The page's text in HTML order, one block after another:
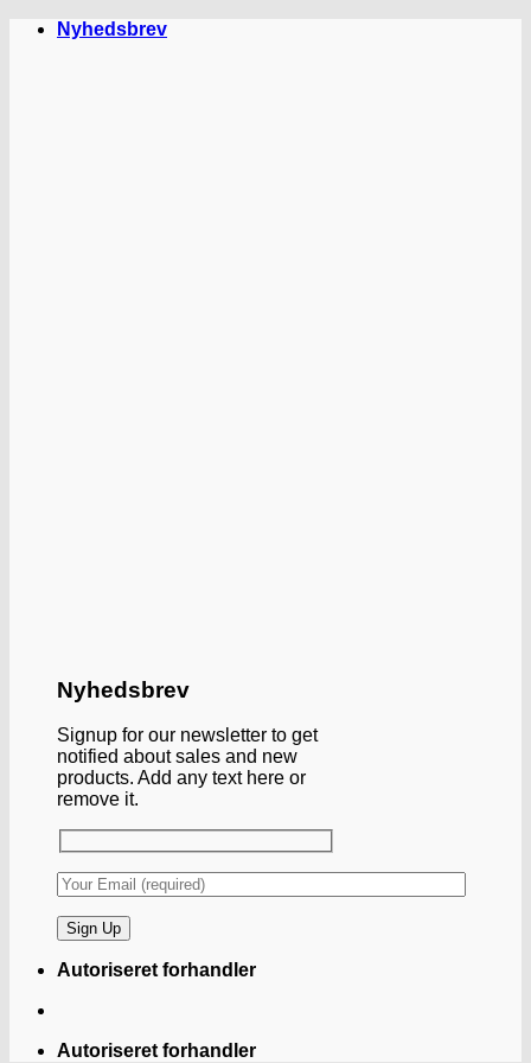
FortsætNyhedsbrev
Nyhedsbrev
Signup for our newsletter to get
notified about sales and new
products. Add any text here or
remove it.
Autoriseret forhandler
Autoriseret forhandler